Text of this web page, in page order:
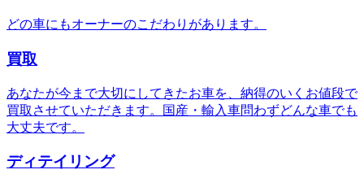
どの車にもオーナーのこだわりがあります。
買取
あなたが今まで大切にしてきたお車を、納得のいくお値段で
買取させていただきます。国産・輸入車問わずどんな車でも
大丈夫です。
ディテイリング